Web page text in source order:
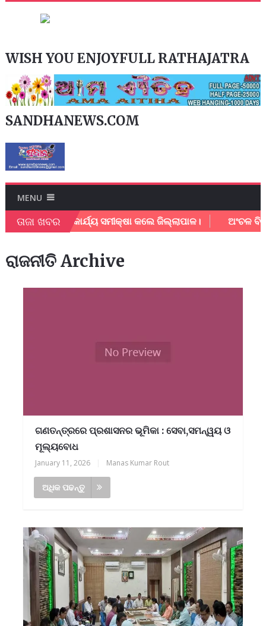
WISH YOU ENJOYFULL RATHAJATRA
SANDHANEWS.COM
MENU
ତାଜା ଖବର
କାର୍ଯ୍ୟ ସମୀକ୍ଷା କଲେ ଜିଲ୍ଲାପାଳ। ଅଂଚଳ ବିକାଶ ନେଇ
ରାଜନୀତି Archive
ଗଣତନ୍ତ୍ରରେ ପ୍ରଶାସନର ଭୂମିକା : ସେବା,ସମନ୍ୱୟ ଓ
ମୂଲ୍ୟବୋଧ
January 11, 2026 Manas Kumar Rout
ଅଧିକ ପଢନ୍ତୁ